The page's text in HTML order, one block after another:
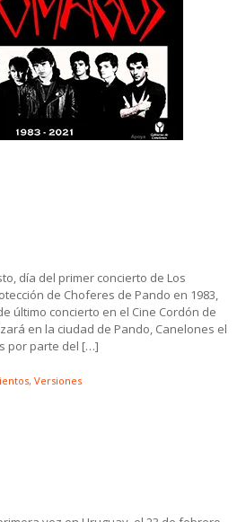
día del primer concierto de Los
de Choferes de Pando en 1983,
último concierto en el Cine Cordón de
en la ciudad de Pando, Canelones el
por parte del […]
Versiones